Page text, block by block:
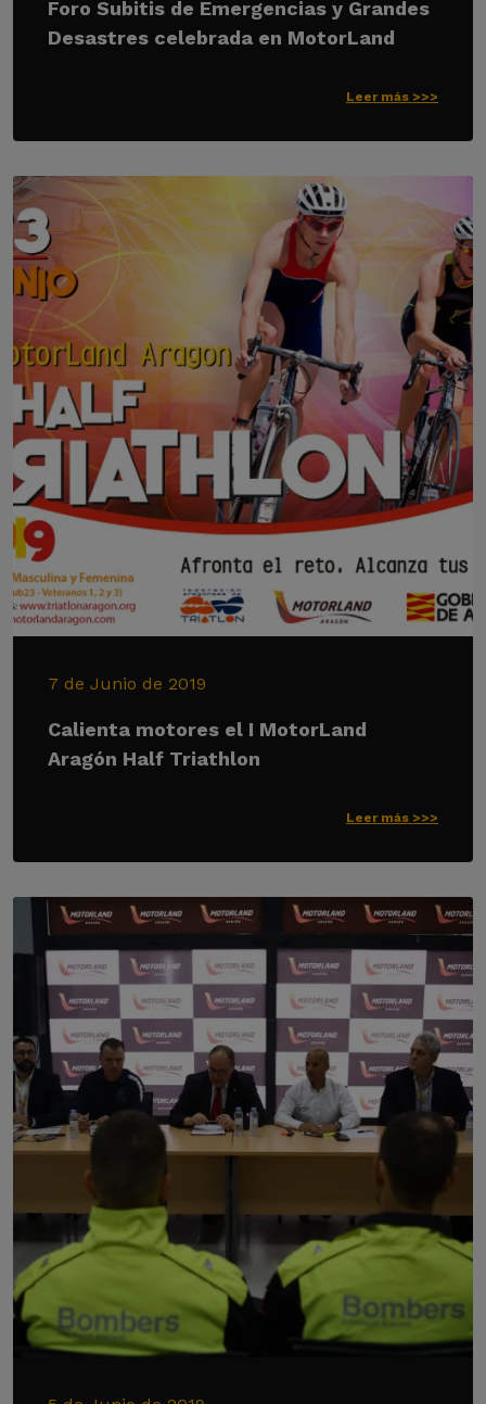
Foro Subitis de Emergencias y Grandes
Desastres celebrada en MotorLand
Leer más >>>
7 de Junio de 2019
Calienta motores el I MotorLand
Aragón Half Triathlon
Leer más >>>